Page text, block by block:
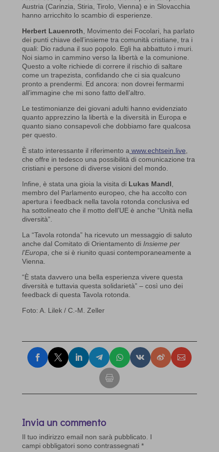
Austria (Carinzia, Stiria, Tirolo, Vienna) e in Slovacchia
hanno arricchito lo scambio di esperienze.
Herbert Lauenroth , Movimento dei Focolari, ha parlato
dei punti chiave dell’insieme tra comunità cristiane, tra i
quali: Dio raduna il suo popolo. Egli ha abbattuto i muri.
Noi siamo in cammino verso la libertà e la comunione.
Questo a volte richiede di correre il rischio di saltare
come un trapezista, confidando che ci sia qualcuno
pronto a prendermi. Ed ancora: non dovrei fermarmi
all’immagine che mi sono fatto dell’altro.
Le testimonianze dei giovani adulti hanno evidenziato
quanto apprezzino la libertà e la diversità in Europa e
quanto siano consapevoli che dobbiamo fare qualcosa
per questo.
È stato interessante il riferimento a www.echtsein.live
che offre in tedesco una possibilità di comunicazione tra
cristiani e persone di diverse visioni del mondo.
Infine, è stata una gioia la visita di Lukas Mandl
membro del Parlamento europeo, che ha accolto con
apertura i feedback nella tavola rotonda conclusiva ed
ha sottolineato che il motto dell’UE è anche “Unità nella
diversità”.
La “Tavola rotonda” ha ricevuto un messaggio di saluto
anche dal Comitato di Orientamento di Insieme per
l’Europa , che si è riunito quasi contemporaneamente a
Vienna.
“È stata davvero una bella esperienza vivere questa
diversità e tuttavia questa solidarietà” – così uno dei
feedback di questa Tavola rotonda.
Foto: A. Lilek / C.-M. Zeller
Invia un commento
Il tuo indirizzo email non sarà pubblicato.
I
campi obbligatori sono contrassegnati *